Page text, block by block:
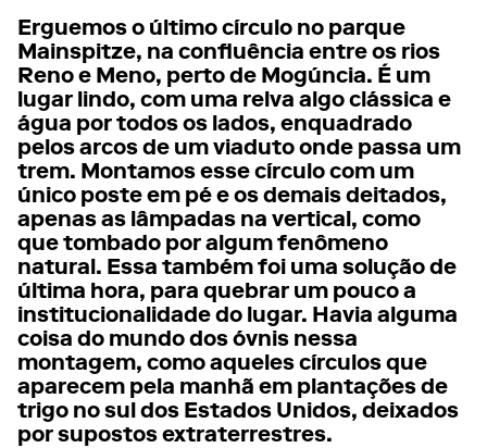
Erguemos o último círculo no parque
Mainspitze, na confluência entre os rios
Reno e Meno, perto de Mogúncia. É um
lugar lindo, com uma relva algo clássica e
água por todos os lados, enquadrado
pelos arcos de um viaduto onde passa um
trem. Montamos esse círculo com um
único poste em pé e os demais deitados,
apenas as lâmpadas na vertical, como
que tombado por algum fenômeno
natural. Essa também foi uma solução de
última hora, para quebrar um pouco a
institucionalidade do lugar. Havia alguma
coisa do mundo dos óvnis nessa
montagem, como aqueles círculos que
aparecem pela manhã em plantações de
trigo no sul dos Estados Unidos, deixados
por supostos extraterrestres.